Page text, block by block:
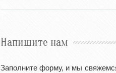
Напишите нам
Заполните форму, и мы